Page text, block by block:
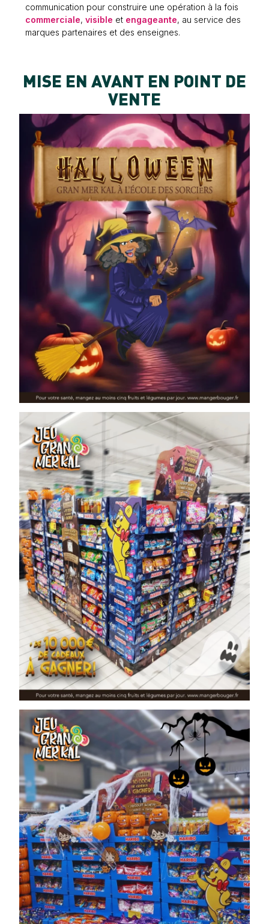
communication pour construire une opération à la fois
commerciale,visible et engageante, au service des
marques partenaires et des enseignes.
MISE EN AVANT EN POINT DE
VENTE